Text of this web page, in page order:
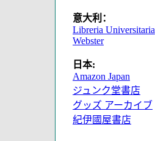
意大利：
Libreria Universitaria
Webster
日本:
Amazon Japan
ジュンク堂書店
グッズ アーカイブ
紀伊國屋書店